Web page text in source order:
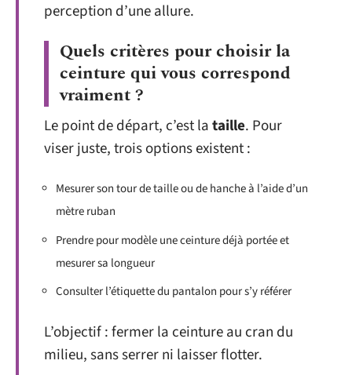
perception d’une allure.
Quels critères pour choisir la
ceinture qui vous correspond
vraiment ?
Le point de départ, c’est lataille. Pour
viser juste, trois options existent :
Mesurer son tour de taille ou de hanche à l’aide d’un
mètre ruban
Prendre pour modèle une ceinture déjà portée et
mesurer sa longueur
Consulter l’étiquette du pantalon pour s’y référer
L’objectif : fermer la ceinture au cran du
milieu, sans serrer ni laisser flotter.